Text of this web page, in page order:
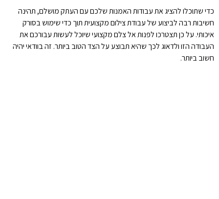
כדי שתוכלו להציג את עבודות האמנות שלכם עם העתק מושלם, תהינה
חשיבות רבה לביצוע של עבודת צילום מקצועית תוך כדי שימוש בסורק
איכותי. על כן תצטרכו לפנות אל צלם מקצועי שיוכל לעשות עבורכם את
העבודה הזו ולדאוג לכך שהיא תבוצע על הצד הטוב ביותר. זה בוודאי יהיה
חשוב ביותר.